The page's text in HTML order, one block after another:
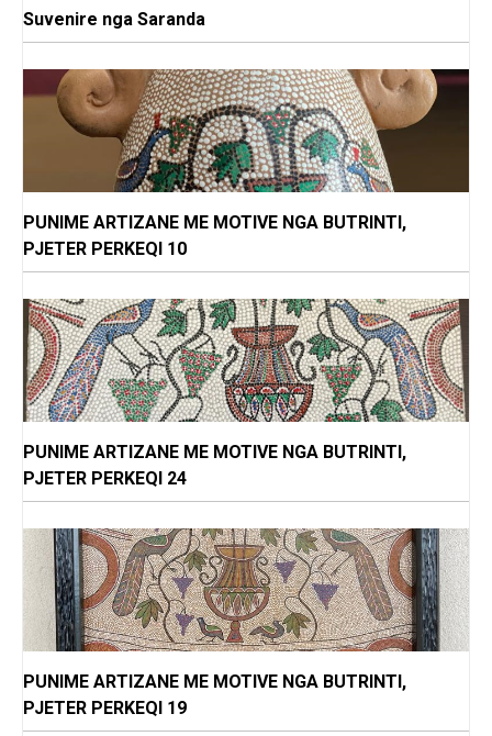
Suvenire nga Saranda
PUNIME ARTIZANE ME MOTIVE NGA BUTRINTI,
PJETER PERKEQI 10
PUNIME ARTIZANE ME MOTIVE NGA BUTRINTI,
PJETER PERKEQI 24
PUNIME ARTIZANE ME MOTIVE NGA BUTRINTI,
PJETER PERKEQI 19